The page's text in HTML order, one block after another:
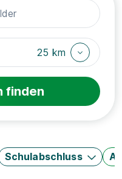
25 km
finden
Schulabschluss